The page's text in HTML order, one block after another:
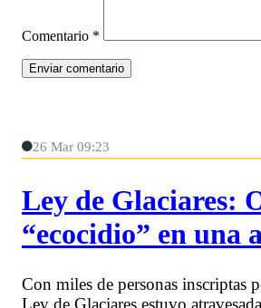
Comentario *
26 Mar 09:23
Ley de Glaciares:
“ecocidio” en una
Con miles de personas inscriptas
Ley de Glaciares estuvo